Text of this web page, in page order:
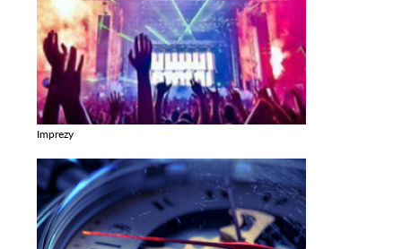
Imprezy